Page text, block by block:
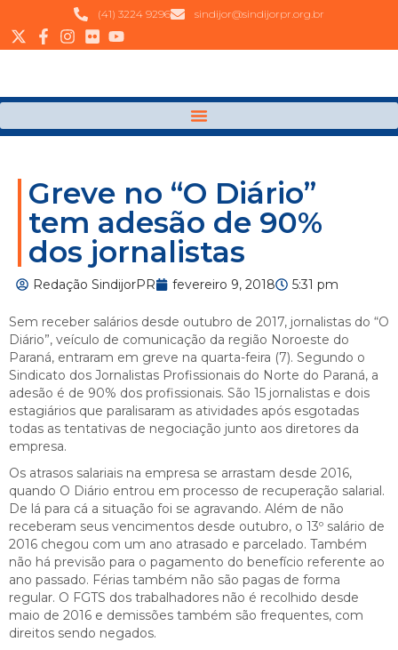
(41) 3224 9296 sindijor@sindijorpr.org.br
Greve no “O Diário”
tem adesão de 90%
dos jornalistas
Redação SindijorPR fevereiro 9, 2018 5:31 pm
Sem receber salários desde outubro de 2017, jornalistas do “O
Diário”, veículo de comunicação da região Noroeste do
Paraná, entraram em greve na quarta-feira (7). Segundo o
Sindicato dos Jornalistas Profissionais do Norte do Paraná, a
adesão é de 90% dos profissionais. São 15 jornalistas e dois
estagiários que paralisaram as atividades após esgotadas
todas as tentativas de negociação junto aos diretores da
empresa.
Os atrasos salariais na empresa se arrastam desde 2016,
quando O Diário entrou em processo de recuperação salarial.
De lá para cá a situação foi se agravando. Além de não
receberam seus vencimentos desde outubro, o 13º salário de
2016 chegou com um ano atrasado e parcelado. Também
não há previsão para o pagamento do benefício referente ao
ano passado. Férias também não são pagas de forma
regular. O FGTS dos trabalhadores não é recolhido desde
maio de 2016 e demissões também são frequentes, com
direitos sendo negados.